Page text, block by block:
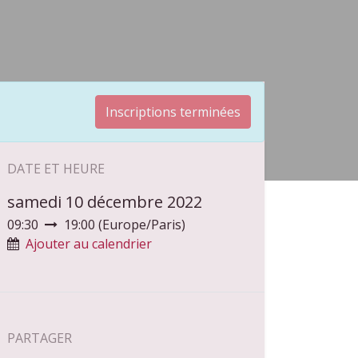
Inscriptions terminées
DATE ET HEURE
samedi 10 décembre 2022
09:30 19:00 (Europe/Paris)
Ajouter au calendrier
PARTAGER